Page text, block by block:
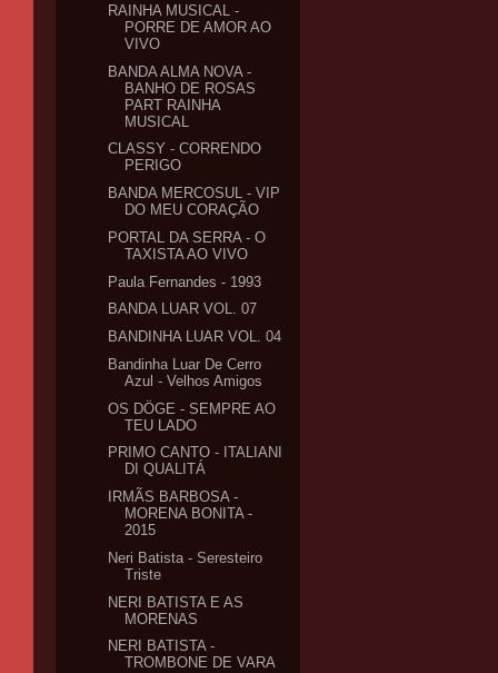
RAINHA MUSICAL -
PORRE DE AMOR AO
VIVO
BANDA ALMA NOVA -
BANHO DE ROSAS
PART RAINHA
MUSICAL
CLASSY - CORRENDO
PERIGO
BANDA MERCOSUL - VIP
DO MEU CORAÇÃO
PORTAL DA SERRA - O
TAXISTA AO VIVO
Paula Fernandes - 1993
BANDA LUAR VOL. 07
BANDINHA LUAR VOL. 04
Bandinha Luar De Cerro
Azul - Velhos Amigos
OS DÖGE - SEMPRE AO
TEU LADO
PRIMO CANTO - ITALIANI
DI QUALITÁ
IRMÃS BARBOSA -
MORENA BONITA -
2015
Neri Batista - Seresteiro
Triste
NERI BATISTA E AS
MORENAS
NERI BATISTA -
TROMBONE DE VARA